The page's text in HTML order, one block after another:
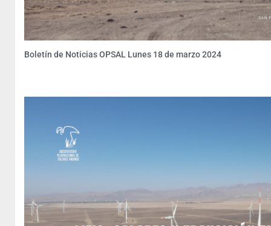
Boletín de Noticias OPSAL Lunes 18 de marzo 2024